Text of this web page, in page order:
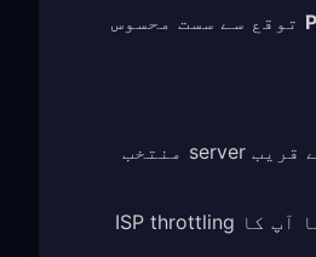
: AnyTLS توقع سے سست محسوس
اپنے location کے قریب server منتخب
چیک کریں کہ آیا آپ کا ISP throttling